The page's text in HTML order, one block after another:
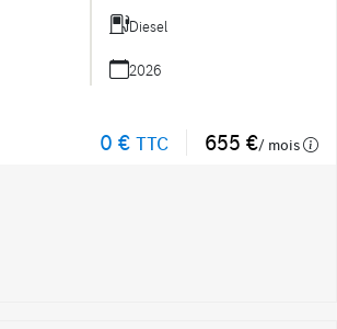
Diesel
2026
0 € TTC 655 €/ mois